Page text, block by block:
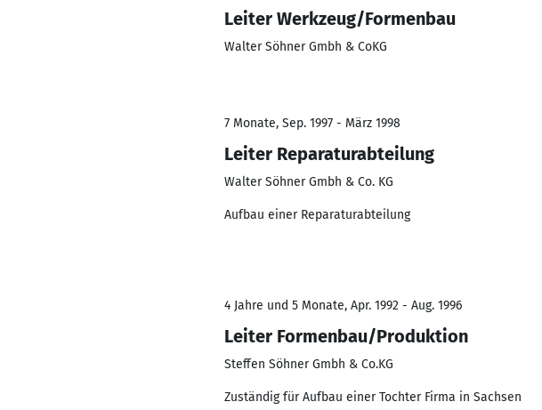
Leiter Werkzeug/Formenbau
Walter Söhner Gmbh & CoKG
7 Monate, Sep. 1997 - März 1998
Leiter Reparaturabteilung
Walter Söhner Gmbh & Co. KG
Aufbau einer Reparaturabteilung
4 Jahre und 5 Monate, Apr. 1992 - Aug. 1996
Leiter Formenbau/Produktion
Steffen Söhner Gmbh & Co.KG
Zuständig für Aufbau einer Tochter Firma in Sachsen